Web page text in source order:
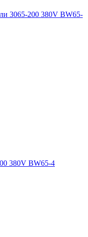
3065-200 380V BW65-
380V BW65-4